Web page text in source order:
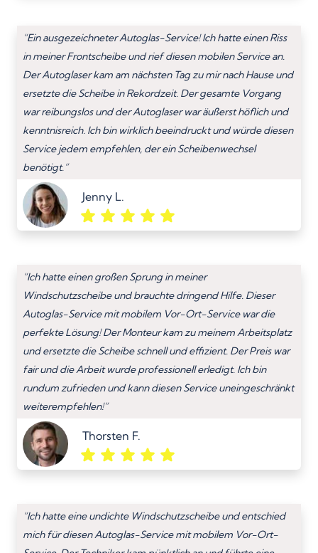
“Ein ausgezeichneter Autoglas-Service! Ich hatte einen Riss
in meiner Frontscheibe und rief diesen mobilen Service an.
Der Autoglaser kam am nächsten Tag zu mir nach Hause und
ersetzte die Scheibe in Rekordzeit. Der gesamte Vorgang
war reibungslos und der Autoglaser war äußerst höflich und
kenntnisreich. Ich bin wirklich beeindruckt und würde diesen
Service jedem empfehlen, der ein Scheibenwechsel
benötigt.”
Jenny L.
“Ich hatte einen großen Sprung in meiner
Windschutzscheibe und brauchte dringend Hilfe. Dieser
Autoglas-Service mit mobilem Vor-Ort-Service war die
perfekte Lösung! Der Monteur kam zu meinem Arbeitsplatz
und ersetzte die Scheibe schnell und effizient. Der Preis war
fair und die Arbeit wurde professionell erledigt. Ich bin
rundum zufrieden und kann diesen Service uneingeschränkt
weiterempfehlen!”
Thorsten F.
“Ich hatte eine undichte Windschutzscheibe und entschied
mich für diesen Autoglas-Service mit mobilem Vor-Ort-